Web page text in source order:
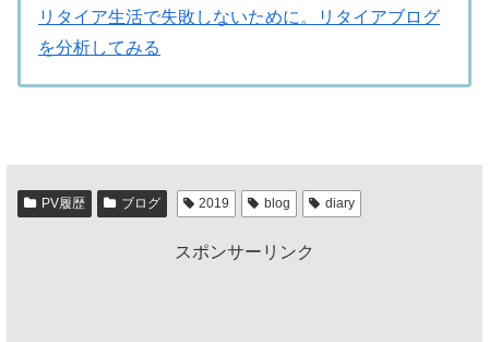
リタイア生活で失敗しないために。リタイアブログ
を分析してみる
PV履歴 ブログ 2019 blog diary
スポンサーリンク